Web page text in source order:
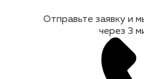
Отправьте заявку и
через 3